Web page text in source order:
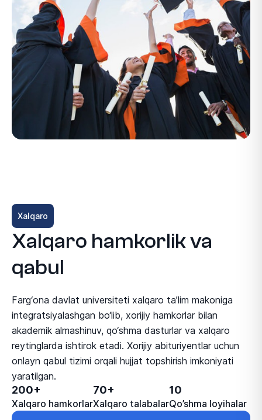
Xalqaro
Xalqaro hamkorlik va
qabul
Farg‘ona davlat universiteti xalqaro ta’lim makoniga
integratsiyalashgan bo‘lib, xorijiy hamkorlar bilan
akademik almashinuv, qo‘shma dasturlar va xalqaro
reytinglarda ishtirok etadi. Xorijiy abituriyentlar uchun
onlayn qabul tizimi orqali hujjat topshirish imkoniyati
yaratilgan.
200+
Xalqaro hamkorlar
70+
Xalqaro talabalar
10
Qo’shma loyihalar